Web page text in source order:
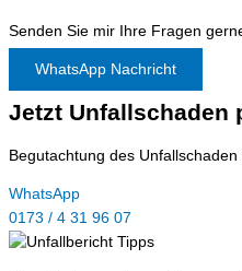
Senden Sie mir Ihre Fragen
WhatsApp Nachricht
Jetzt Unfallschaden
Begutachtung des
WhatsApp
0173 / 4 31 96 07